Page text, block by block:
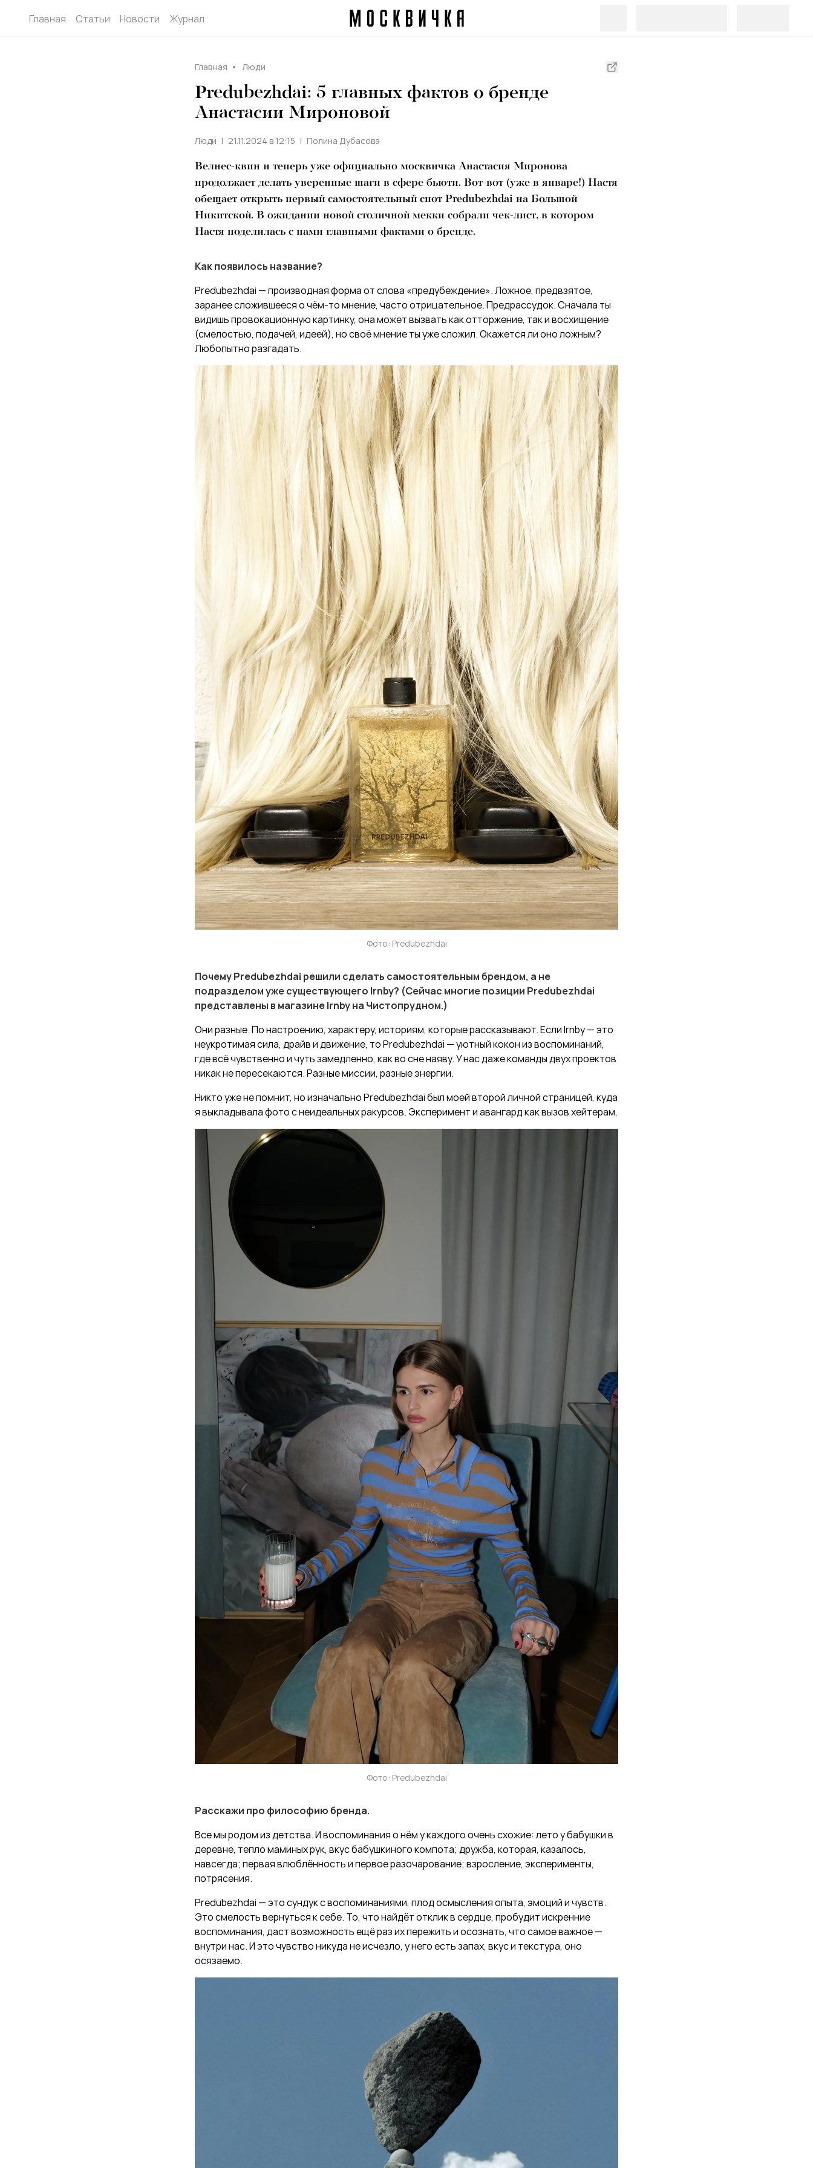
Главная Статьи Новости Журнал
Главная Люди
Predubezhdai: 5 главных фактов о бренде
Анастасии Мироновой
Люди 21.11.2024 в 12:15 Полина Дубасова
Велнес-квин и теперь уже официально москвичка Анастасия Миронова
продолжает делать уверенные шаги в сфере бьюти. Вот-вот (уже в январе!) Настя
обещает открыть первый самостоятельный спот Predubezhdai на Большой
Никитской. В ожидании новой столичной мекки собрали чек-лист, в котором
Настя поделилась с нами главными фактами о бренде.
Как появилось название?
Predubezhdai — производная форма от слова «предубеждение». Ложное, предвзятое,
заранее сложившееся о чём-то мнение, часто отрицательное. Предрассудок. Сначала ты
видишь провокационную картинку, она может вызвать как отторжение, так и восхищение
(смелостью, подачей, идеей), но своё мнение ты уже сложил. Окажется ли оно ложным?
Любопытно разгадать.
Фото: Predubezhdai
Почему Predubezhdai решили сделать самостоятельным брендом, а не
подразделом уже существующего Irnby? (Сейчас многие позиции Predubezhdai
представлены в магазине Irnby на Чистопрудном.)
Они разные. По настроению, характеру, историям, которые рассказывают. Если Irnby — это
неукротимая сила, драйв и движение, то Predubezhdai — уютный кокон из воспоминаний,
где всё чувственно и чуть замедленно, как во сне наяву. У нас даже команды двух проектов
никак не пересекаются. Разные миссии, разные энергии.
Никто уже не помнит, но изначально Predubezhdai был моей второй личной страницей, куда
я выкладывала фото с неидеальных ракурсов. Эксперимент и авангард как вызов хейтерам.
Фото: Predubezhdai
Расскажи про философию бренда.
Все мы родом из детства. И воспоминания о нём у каждого очень схожие: лето у бабушки в
деревне, тепло маминых рук, вкус бабушкиного компота; дружба, которая, казалось,
навсегда; первая влюблённость и первое разочарование; взросление, эксперименты,
потрясения.
Predubezhdai — это сундук с воспоминаниями, плод осмысления опыта, эмоций и чувств.
Это смелость вернуться к себе. То, что найдёт отклик в сердце, пробудит искренние
воспоминания, даст возможность ещё раз их пережить и осознать, что самое важное —
внутри нас. И это чувство никуда не исчезло, у него есть запах, вкус и текстура, оно
осязаемо.